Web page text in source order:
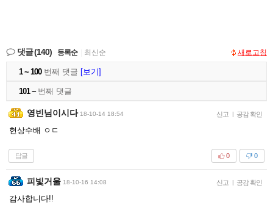
댓글(140) 등록순 최신순 새로고침
1 ~ 100번째 댓글 [보기]
101 ~ 번째 댓글
영빈님이시다 18-10-14 18:54 신고 | 공감 확인
현상수배 ㅇㄷ
답글 0
0
피빛거울 18-10-16 14:08 신고 | 공감 확인
감사합니다!!